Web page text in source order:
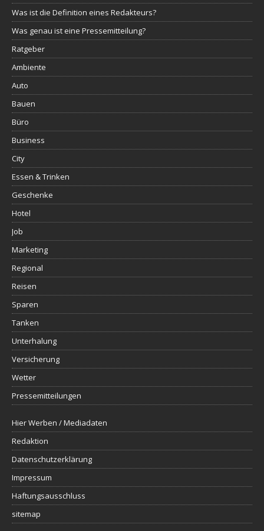
Was ist die Definition eines Redakteurs?
Was genau ist eine Pressemitteilung?
Ratgeber
Ambiente
Auto
Bauen
Büro
Business
City
Essen & Trinken
Geschenke
Hotel
Job
Marketing
Regional
Reisen
Sparen
Tanken
Unterhalung
Versicherung
Wetter
Pressemitteilungen
Hier Werben / Mediadaten
Redaktion
Datenschutzerklärung
Impressum
Haftungsausschluss
sitemap